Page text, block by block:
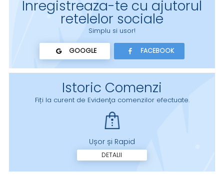
Inregistreaza-te cu ajutorul
retelelor sociale
Simplu si usor!
GOOGLE FACEBOOK
Istoric Comenzi
Fiți la curent de Evidenţa comenzilor efectuate.
Ușor și Rapid
DETALII